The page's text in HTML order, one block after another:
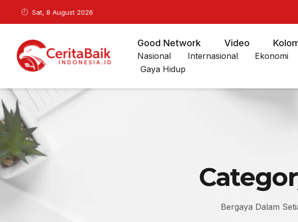
Sat, 8 August 2026
Good Network Video
Nasional Internasional Ekonomi
Gaya Hidup
Bergaya Dalam